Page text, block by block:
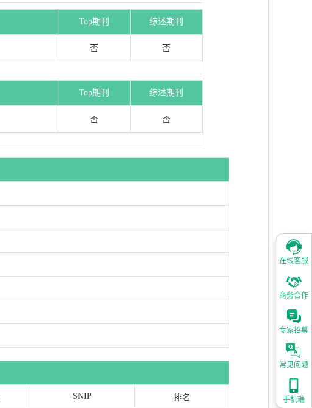
Top期刊 综述期刊
否 否
Top期刊 综述期刊
否 否
SNIP 排名
在线客服
商务合作
专家招募
常见问题
手机端